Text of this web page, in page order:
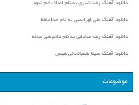
دانلود آهنگ رضا شیری به نام اصلا یادم نبود
دانلود آهنگ علی لهراسبی به نام خداحافظ
دانلود آهنگ رضا صادقی به نام دلخوشی ساده
دانلود آهنگ سینا شعبانخانی هیس
موضوعات